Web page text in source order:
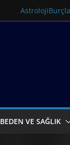
Astroloji
BEDEN VE SAĞLIK